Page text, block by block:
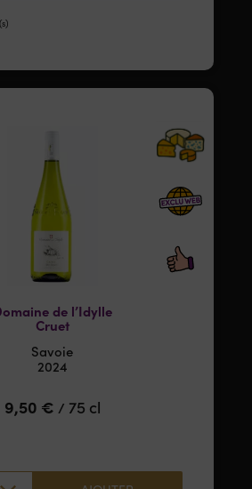
de l’Idylle
Cruet
Savoie
2024
9,50 € / 75 cl